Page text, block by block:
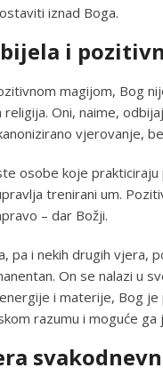
iznad Boga.
i
magijom, Bog
religija. Oni, naime,
vjerovanje,
osobe koje
trenirani um.
– dar Božji.
pa i nekih drugih vjera,
On se nalazi u
i materije, Bog
razumu i moguće